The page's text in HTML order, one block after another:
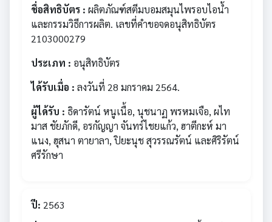
ชื่อสิทธิบัตร : ผลิตภัณฑ์สตีมบอมสมุนไพรอบไอน้ำ
และกรรมวิธีการผลิต. เลขที่คำขอจดอนุสิทธิบัตร
2103000279
ประเภท : อนุสิทธิบัตร
ได้รับเมื่อ : ลงวันที่ 28 มกราคม 2564.
ผู้ได้รับ : ธิดารัตน์ หนูเนื้อ, นุชนาฏ พรหมเจือ, ผไท
มาส ชัยภักดี, อรกัญญา จันทร์ไชยแก้ว, ฮาตีกะห์ มา
แนง, ฮุสนา ตายาลา, ปิยะนุช สุวรรณรัตน์ และศิริรัตน์
ศรีรักษา
ปี: 2563